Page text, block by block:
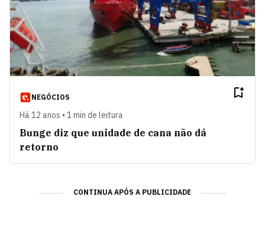
NEGÓCIOS
Há 12 anos • 1 min de leitura
Bunge diz que unidade de cana não dá
retorno
CONTINUA APÓS A PUBLICIDADE